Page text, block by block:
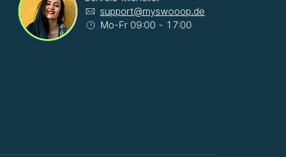
support@myswooop.de
Mo-Fr 09:00 - 17:00